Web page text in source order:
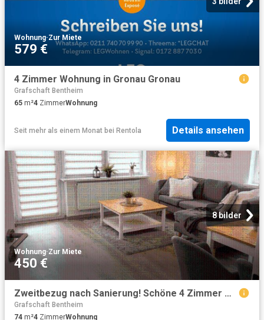
Wohnung·Zur Miete
579 €
4 Zimmer Wohnung in Gronau Gronau
Grafschaft Bentheim
65 m²4 ZimmerWohnung
Seit mehr als einem Monat bei Rentola Details ansehen
8 bilder
Wohnung·Zur Miete
450 €
Zweitbezug nach Sanierung! Schöne 4 Zimmer Wohnung in Fürstenau ab 01.09
Grafschaft Bentheim
74 m²4 ZimmerWohnung